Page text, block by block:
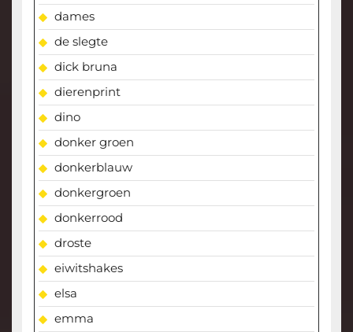
dames
de slegte
dick bruna
dierenprint
dino
donker groen
donkerblauw
donkergroen
donkerrood
droste
eiwitshakes
elsa
emma